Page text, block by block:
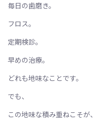
毎日の歯磨き。
フロス。
定期検診。
早めの治療。
どれも地味なことです。
でも、
この地味な積み重ねこそが、